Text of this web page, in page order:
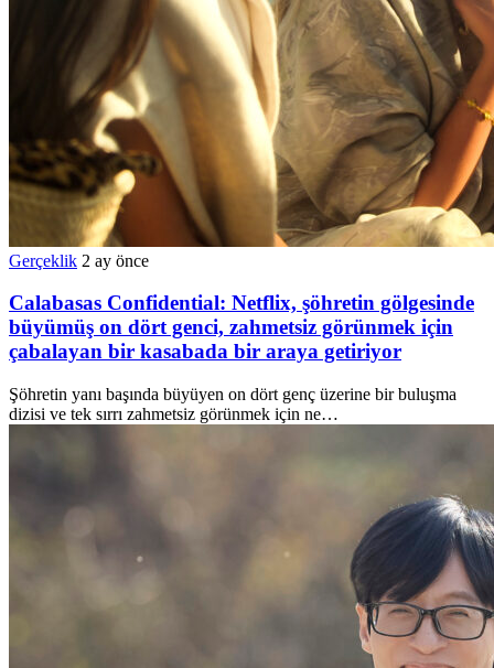
Gerçeklik 2 ay önce
Calabasas Confidential: Netflix, şöhretin gölgesinde
büyümüş on dört genci, zahmetsiz görünmek için
çabalayan bir kasabada bir araya getiriyor
Şöhretin yanı başında büyüyen on dört genç üzerine bir buluşma
dizisi ve tek sırrı zahmetsiz görünmek için ne…